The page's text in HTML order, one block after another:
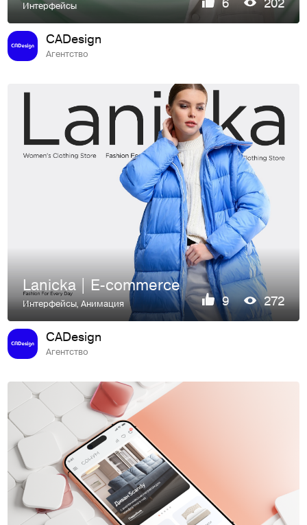
Интерфейсы
CADesign
Агентство
Lanicka | E-commerce
Интерфейсы,Анимация 9 272
CADesign
Агентство